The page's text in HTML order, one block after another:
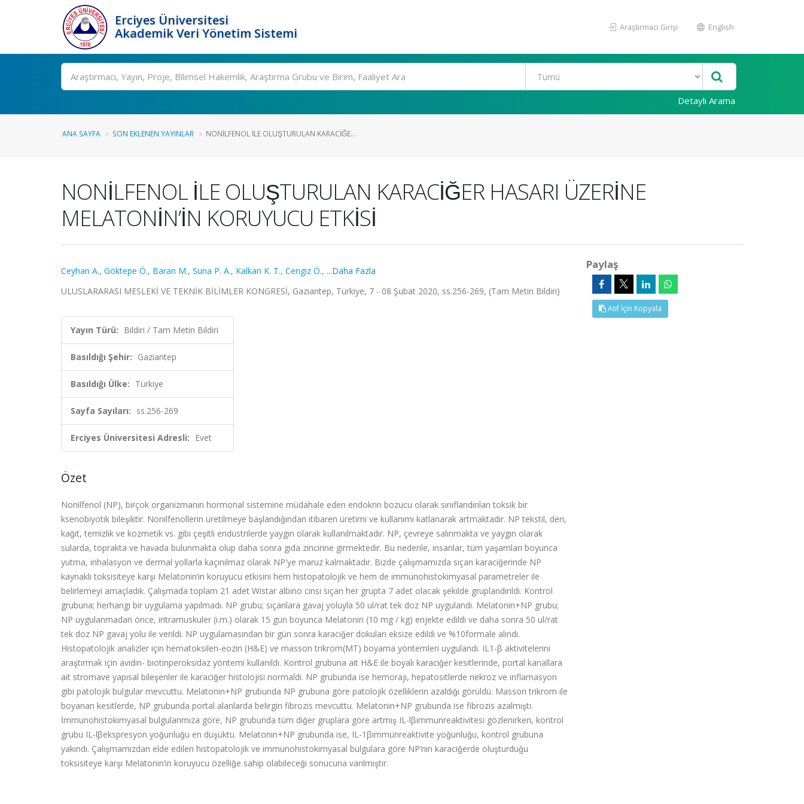
Erciyes Üniversitesi
Akademik Veri Yönetim Sistemi
Araştırmacı Girişi English
Ara
Detaylı Arama
ANA SAYFA SON EKLENEN YAYINLAR NONİLFENOL İLE OLUŞTURULAN KARACİĞE...
NONİLFENOL İLE OLUŞTURULAN KARACİĞER HASARI ÜZERİNE
MELATONİN’İN KORUYUCU ETKİSİ
Ceyhan A., Göktepe Ö., Baran M., Suna P. A., Kalkan K. T., Cengiz Ö., ...Daha Fazla
ULUSLARARASI MESLEKİ VE TEKNİK BİLİMLER KONGRESİ, Gaziantep, Türkiye, 7 - 08 Şubat 2020, ss.256-269, (Tam Metin Bildiri)
Yayın Türü: Bildiri / Tam Metin Bildiri
Basıldığı Şehir: Gaziantep
Basıldığı Ülke: Türkiye
Sayfa Sayıları: ss.256-269
Erciyes Üniversitesi Adresli: Evet
Özet
Nonilfenol (NP), birçok organizmanın hormonal sistemine müdahale eden endokrin bozucu olarak sınıflandırılan toksik bir
ksenobiyotik bileşiktir. Nonilfenollerin üretilmeye başlandığından itibaren üretimi ve kullanımı katlanarak artmaktadır. NP tekstil, deri,
kağıt, temizlik ve kozmetik vs. gibi çeşitli endüstrilerde yaygın olarak kullanılmaktadır. NP, çevreye salınmakta ve yaygın olarak
sularda, toprakta ve havada bulunmakta olup daha sonra gıda zincirine girmektedir. Bu nedenle, insanlar, tüm yaşamları boyunca
yutma, inhalasyon ve dermal yollarla kaçınılmaz olarak NP'ye maruz kalmaktadır. Bizde çalışmamızda sıçan karaciğerinde NP
kaynaklı toksisiteye karşı Melatonin’in koruyucu etkisini hem histopatolojik ve hem de immunohistokimyasal parametreler ile
belirlemeyi amaçladık. Çalışmada toplam 21 adet Wistar albino cinsi sıçan her grupta 7 adet olacak şekilde gruplandırıldı. Kontrol
grubuna; herhangi bir uygulama yapılmadı. NP grubu; sıçanlara gavaj yoluyla 50 ul/rat tek doz NP uygulandı. Melatonin+NP grubu;
NP uygulanmadan önce, intramuskuler (i.m.) olarak 15 gün boyunca Melatonin (10 mg / kg) enjekte edildi ve daha sonra 50 ul/rat
tek doz NP gavaj yolu ile verildi. NP uygulamasından bir gün sonra karaciğer dokuları eksize edildi ve %10formale alındı.
Histopatolojik analizler için hematoksilen-eozin (H&E) ve masson trikrom(MT) boyama yöntemleri uygulandı. IL1 -β aktivitelerini
araştırmak için avidin- biotinperoksidaz yöntemi kullanıldı. Kontrol grubuna ait H&E ile boyalı karaciğer kesitlerinde, portal kanallara
ait stromave yapısal bileşenler ile karaciğer histolojisi normaldi. NP grubunda ise hemoraji, hepatositlerde nekroz ve inflamasyon
gibi patolojik bulgular mevcuttu. Melatonin+NP grubunda NP grubuna göre patolojik özelliklerin azaldığı görüldü. Masson trikrom ile
boyanan kesitlerde, NP grubunda portal alanlarda belirgin fibrozis mevcuttu. Melatonin+NP grubunda ise fibrozis azalmıştı.
İmmunohistokimyasal bulgularımıza göre, NP grubunda tüm diğer gruplara göre artmış IL-lβimmunreaktivitesi gözlenirken, kontrol
grubu IL-lβekspresyon yoğunluğu en düşüktü. Melatonin+NP grubunda ise, IL-1βimmünreaktivite yoğunluğu, kontrol grubuna
yakındı. Çalışmamızdan elde edilen histopatolojik ve immunohistokimyasal bulgulara göre NP’nin karaciğerde oluşturduğu
toksisiteye karşı Melatonin’in koruyucu özelliğe sahip olabileceği sonucuna varılmıştır.
Paylaş
Atıf İçin Kopyala